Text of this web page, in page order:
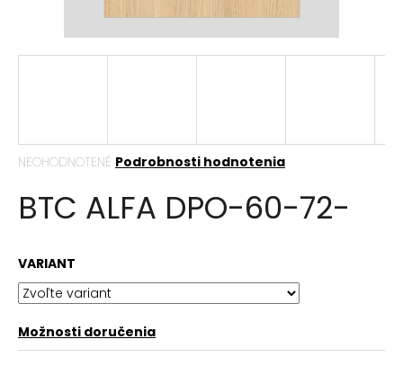
Priemerné
produktu
je
5
hviezdičiek.
NEOHODNOTENÉ Podrobnosti hodnotenia
BTC ALFA DPO-60-72-
VARIANT
Možnosti doručenia
HĽADAŤ
O
d
p
o